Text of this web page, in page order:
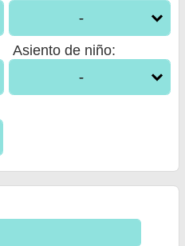
-
Asiento de niño:
-